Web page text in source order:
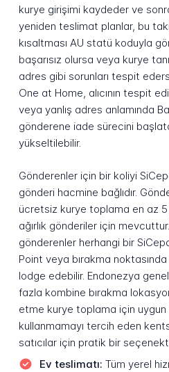
kurye girişimi kaydeder ve
yeniden teslimat planlar, bu
kısaltması AU statü koduyla
başarısız olursa veya kurye
adres gibi sorunları tespit
One at Home, alıcının tespit
veya yanlış adres anlamında
gönderene iade sürecini
yükseltilebilir.
Gönderenler için bir koliyi
gönderi hacmine bağlıdır.
ücretsiz kurye toplama en az
ağırlık gönderiler için
gönderenler herhangi bir
Point veya bırakma
lodge edebilir. Endonezya
fazla kombine bırakma
etme kurye toplama için
kullanmamayı tercih eden
satıcılar için pratik bir
Ev teslimatı: Tüm yerel